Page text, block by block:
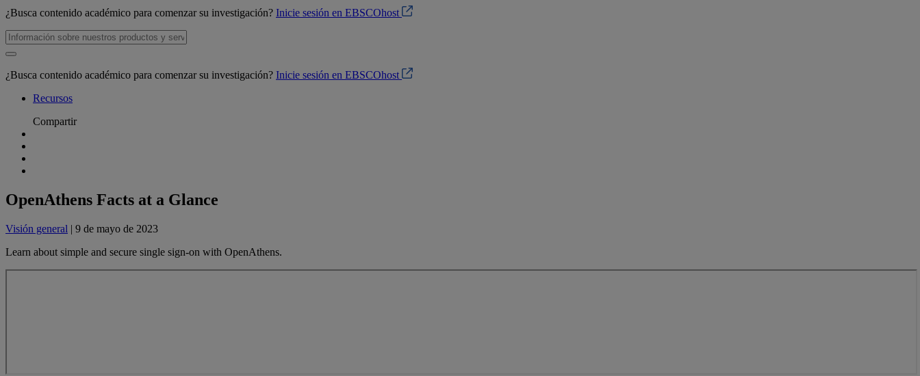
¿Busca contenido académico para comenzar su investigación? Inicie sesión en EBSCOhost
¿Busca contenido académico para comenzar su investigación? Inicie sesión en EBSCOhost
Recursos
Compartir
OpenAthens Facts at a Glance
Visión general | 9 de mayo de 2023
Learn about simple and secure single sign-on with OpenAthens.